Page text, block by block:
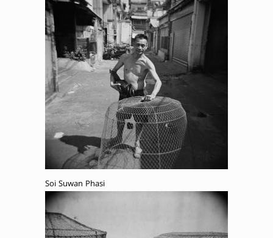
Soi Suwan Phasi